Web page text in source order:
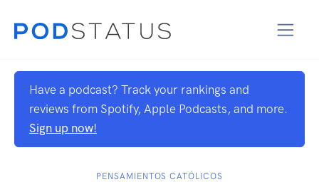
Have a podcast? Track your rankings and
reviews from Spotify, Apple Podcasts, and more.
Sign up now!
PENSAMIENTOS CATÓLICOS